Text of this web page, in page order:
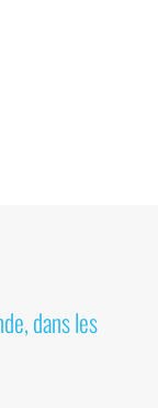
dans les